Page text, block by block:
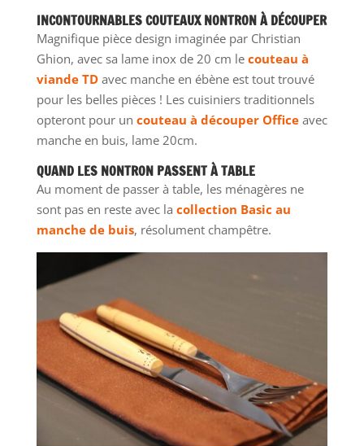
INCONTOURNABLES COUTEAUX NONTRON À DÉCOUPER
Magnifique pièce design imaginée par Christian
Ghion, avec sa lame inox de 20 cm le couteau à
viande TDavec manche en ébène est tout trouvé
pour les belles pièces ! Les cuisiniers traditionnels
opteront pour un couteau à découper Officeavec
manche en buis, lame 20cm.
QUAND LES NONTRON PASSENT À TABLE
Au moment de passer à table, les ménagères ne
sont pas en reste avec la collection Basic au
manche de buis, résolument champêtre.